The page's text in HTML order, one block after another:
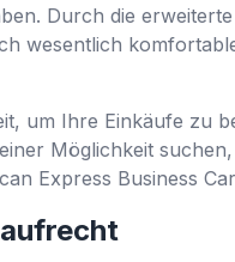
Durch die
wesentlich
um Ihre Einkäufe zu
Möglichkeit
Express Business